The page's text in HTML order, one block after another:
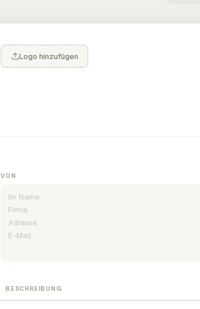
Logo hinzufügen
VON
BESCHREIBUNG